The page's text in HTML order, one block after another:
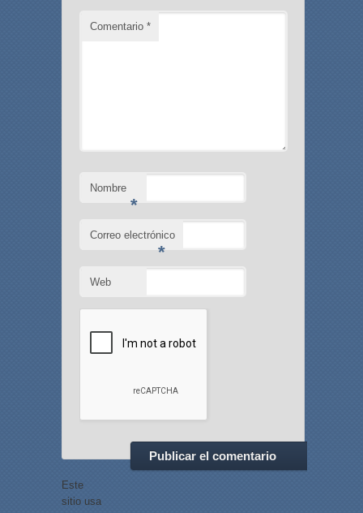
Comentario *
Nombre
*
Correo electrónico
*
Web
Este
sitio usa